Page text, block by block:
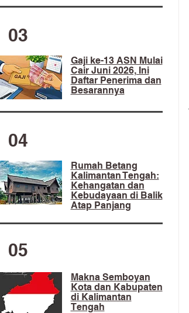
03
Gaji ke-13 ASN Mulai
Cair Juni 2026, Ini
Daftar Penerima dan
Besarannya
04
Rumah Betang
Kalimantan Tengah:
Kehangatan dan
Kebudayaan di Balik
Atap Panjang
05
Makna Semboyan
Kota dan Kabupaten
di Kalimantan
Tengah